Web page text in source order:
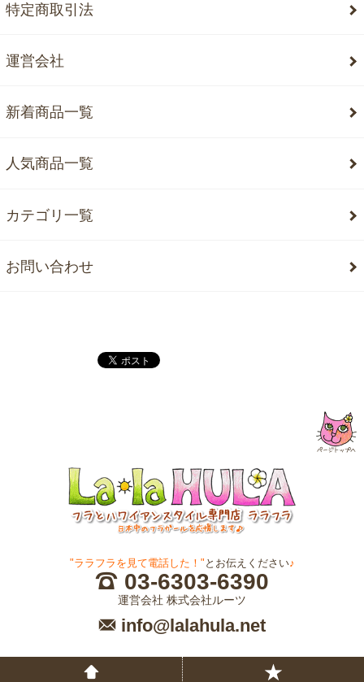
特定商取引法
運営会社
新着商品一覧
人気商品一覧
カテゴリ一覧
お問い合わせ
"ララフラを見て電話した！" とお伝えください♪
03-6303-6390
運営会社 株式会社ルーツ
info@lalahula.net